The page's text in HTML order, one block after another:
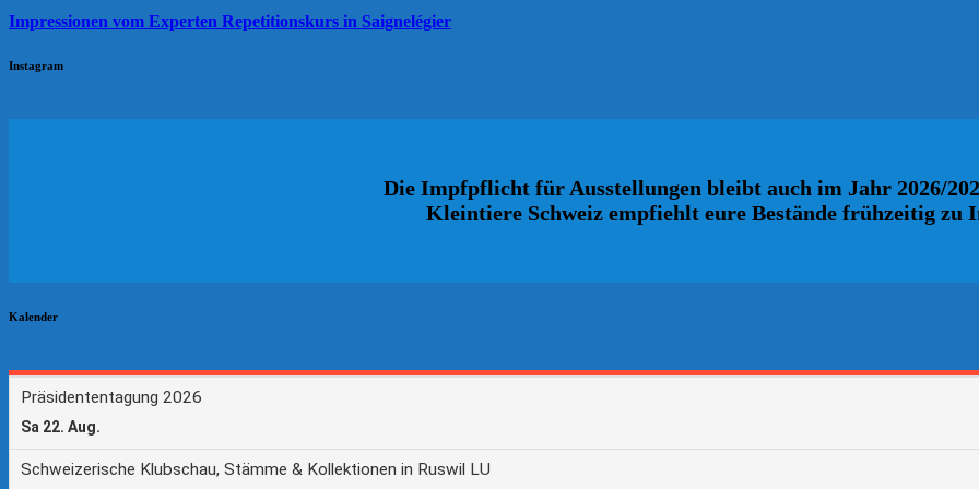
Impressionen vom Experten Repetitionskurs in Saignelégier
Instagram
Die Impfpflicht für Ausstellungen bleibt auch im Jahr 2026/
Kleintiere Schweiz empfiehlt eure Bestände frühzeitig zu
Kalender